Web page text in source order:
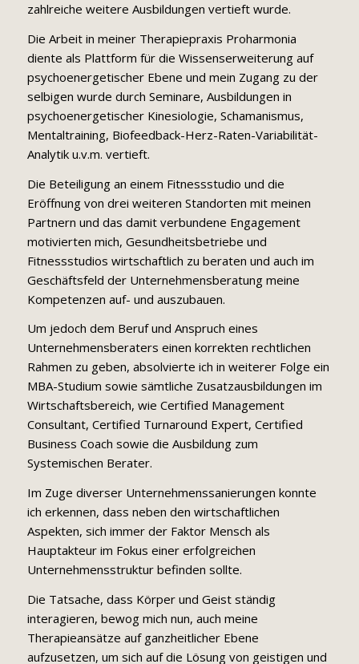
zahlreiche weitere Ausbildungen vertieft wurde.
Die Arbeit in meiner Therapiepraxis Proharmonia
diente als Plattform für die Wissenserweiterung auf
psychoenergetischer Ebene und mein Zugang zu der
selbigen wurde durch Seminare, Ausbildungen in
psychoenergetischer Kinesiologie, Schamanismus,
Mentaltraining, Biofeedback-Herz-Raten-Variabilität-
Analytik u.v.m. vertieft.
Die Beteiligung an einem Fitnessstudio und die
Eröffnung von drei weiteren Standorten mit meinen
Partnern und das damit verbundene Engagement
motivierten mich, Gesundheitsbetriebe und
Fitnessstudios wirtschaftlich zu beraten und auch im
Geschäftsfeld der Unternehmensberatung meine
Kompetenzen auf- und auszubauen.
Um jedoch dem Beruf und Anspruch eines
Unternehmensberaters einen korrekten rechtlichen
Rahmen zu geben, absolvierte ich in weiterer Folge ein
MBA-Studium sowie sämtliche Zusatzausbildungen im
Wirtschaftsbereich, wie Certified Management
Consultant, Certified Turnaround Expert, Certified
Business Coach sowie die Ausbildung zum
Systemischen Berater.
Im Zuge diverser Unternehmenssanierungen konnte
ich erkennen, dass neben den wirtschaftlichen
Aspekten, sich immer der Faktor Mensch als
Hauptakteur im Fokus einer erfolgreichen
Unternehmensstruktur befinden sollte.
Die Tatsache, dass Körper und Geist ständig
interagieren, bewog mich nun, auch meine
Therapieansätze auf ganzheitlicher Ebene
aufzusetzen, um sich auf die Lösung von geistigen und